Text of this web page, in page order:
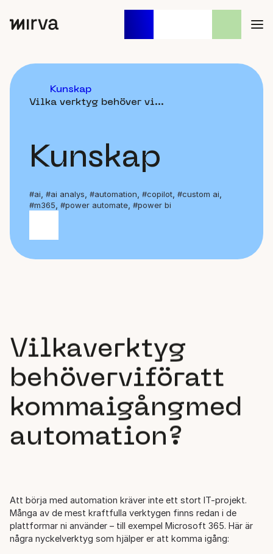
efter:
När automatisk
Kunskap
Vilka verktyg behöver vi...
Kunskap
#ai, #ai analys, #automation, #copilot, #custom ai,
#m365, #power automate, #power bi
Vilkaverktyg
behöverviföratt
kommaigångmed
automation?
Att börja med automation kräver inte ett stort IT-projekt.
Många av de mest kraftfulla verktygen finns redan i de
plattformar ni använder – till exempel Microsoft 365. Här är
några nyckelverktyg som hjälper er att komma igång: